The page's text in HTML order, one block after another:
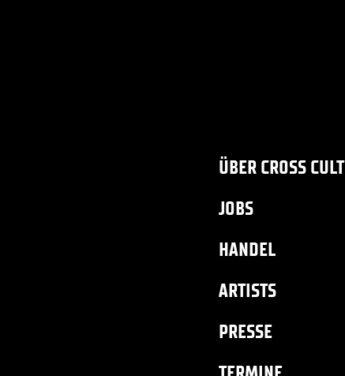
ÜBER CROSS CULT
JOBS
HANDEL
ARTISTS
PRESSE